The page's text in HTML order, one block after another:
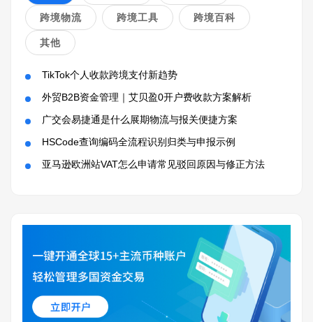
跨境物流 跨境工具 跨境百科
其他
TikTok个人收款跨境支付新趋势
外贸B2B资金管理｜艾贝盈0开户费收款方案解析
广交会易捷通是什么展期物流与报关便捷方案
HSCode查询编码全流程识别归类与申报示例
亚马逊欧洲站VAT怎么申请常见驳回原因与修正方法